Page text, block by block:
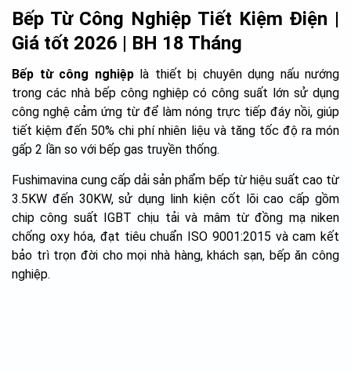
Bếp Từ Công Nghiệp Tiết Kiệm Điện |
Giá tốt 2026 | BH 18 Tháng
Bếp từ công nghiệplà thiết bị chuyên dụng nấu nướng
trong các nhà bếp công nghiệp có công suất lớn sử dụng
công nghệ cảm ứng từ để làm nóng trực tiếp đáy nồi, giúp
tiết kiệm đến 50% chi phí nhiên liệu và tăng tốc độ ra món
gấp 2 lần so với bếp gas truyền thống.
Fushimavina cung cấp dải sản phẩm bếp từ hiệu suất cao từ
3.5KW đến 30KW, sử dụng linh kiện cốt lõi cao cấp gồm
chip công suất IGBT chịu tải và mâm từ đồng mạ niken
chống oxy hóa, đạt tiêu chuẩn ISO 9001:2015 và cam kết
bảo trì trọn đời cho mọi nhà hàng, khách sạn, bếp ăn công
nghiệp.